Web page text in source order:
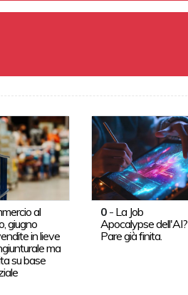
al
giugno
in lieve
ma
su base
0 - La Job
Apocalypse dell'AI?
Pare già finita.